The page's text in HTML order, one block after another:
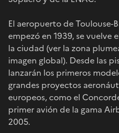
El aeropuerto de Toulouse-
empezó en 1939, se
la ciudad (ver la zona
imagen global). Desde las
lanzarán los primeros
grandes proyectos
europeos, como el
primer avión de la gama
2005.